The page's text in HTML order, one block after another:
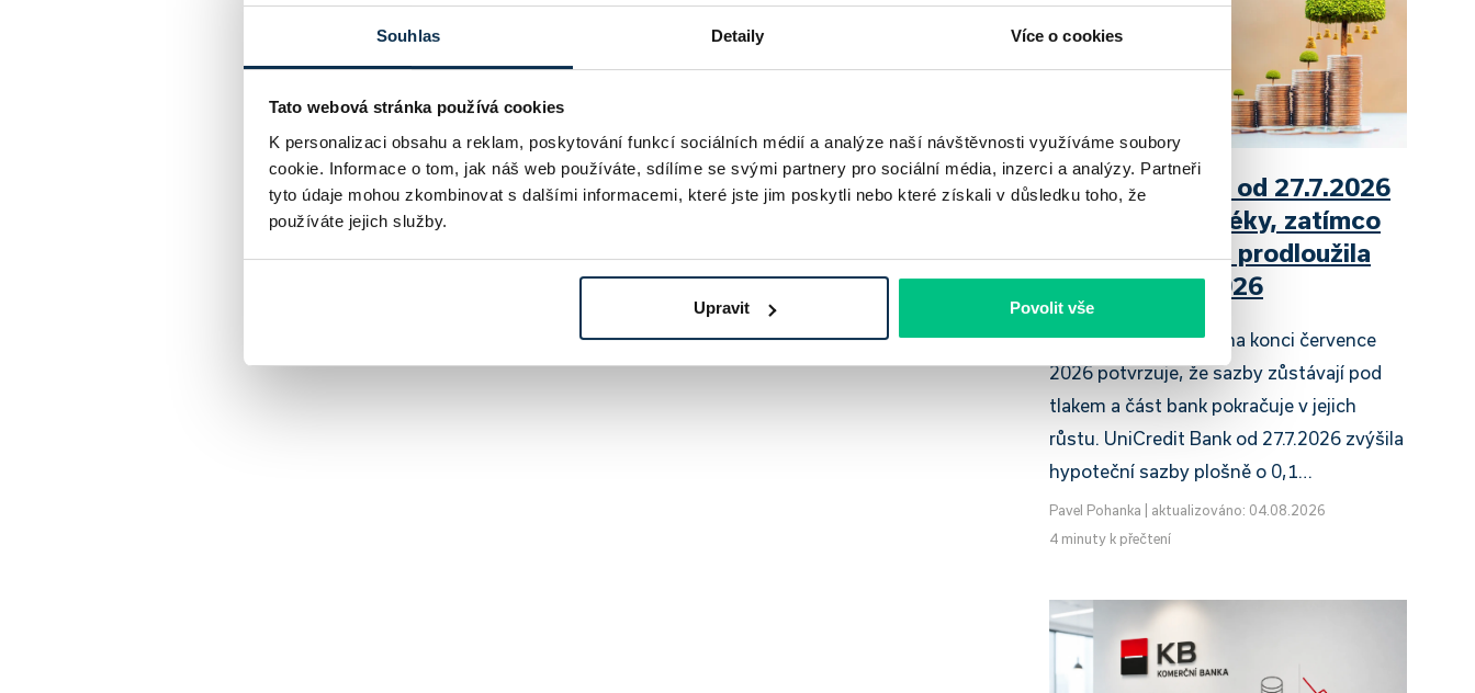
Souhlas Detaily Více o cookies
Tato webová stránka používá cookies
K personalizaci obsahu a reklam, poskytování funkcí sociálních médií a analýze naší návštěvnosti využíváme soubory
cookie. Informace o tom, jak náš web používáte, sdílíme se svými partnery pro sociální média, inzerci a analýzy. Partneři
tyto údaje mohou zkombinovat s dalšími informacemi, které jste jim poskytli nebo které získali v důsledku toho, že
používáte jejich služby.
Upravit Povolit vše
UniCredit Bank od 27.7.2026
zdražuje hypotéky, zatímco
Raiffeisenbank prodloužila
slevu do 6.9.2026
Český hypoteční trh na konci července
2026 potvrzuje, že sazby zůstávají pod
tlakem a část bank pokračuje v jejich
růstu. UniCredit Bank od 27.7.2026 zvýšila
hypoteční sazby plošně o 0,1…
Pavel Pohanka
aktualizováno: 04.08.2026
4 minuty k přečtení